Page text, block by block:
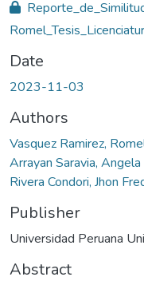
Date
2023-11-03
Authors
Vasquez Ramirez,
Arrayan Saravia, Angela
Rivera Condori, Jhon
Publisher
Universidad Peruana
Abstract